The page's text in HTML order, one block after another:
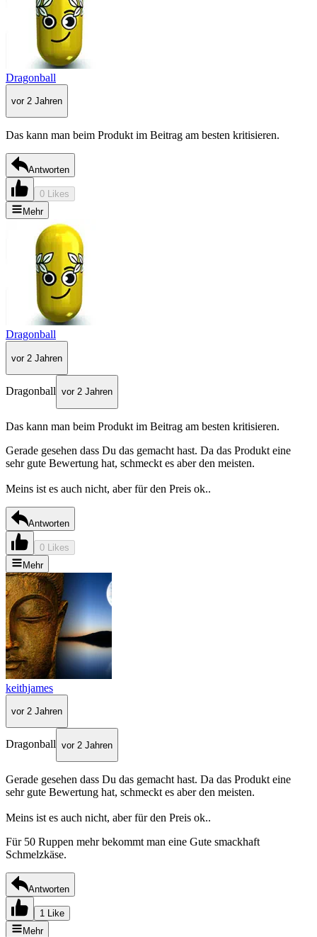
Dragonball
vor 2 Jahren
Das kann man beim Produkt im Beitrag am besten kritisieren.
Antworten
0 Likes
Mehr
Dragonball
vor 2 Jahren
Dragonball vor 2 Jahren
Das kann man beim Produkt im Beitrag am besten kritisieren.
Gerade gesehen dass Du das gemacht hast. Da das Produkt eine
sehr gute Bewertung hat, schmeckt es aber den meisten.
Meins ist es auch nicht, aber für den Preis ok..
Antworten
0 Likes
Mehr
keithjames
vor 2 Jahren
Dragonball vor 2 Jahren
Gerade gesehen dass Du das gemacht hast. Da das Produkt eine
sehr gute Bewertung hat, schmeckt es aber den meisten.
Meins ist es auch nicht, aber für den Preis ok..
Für 50 Ruppen mehr bekommt man eine Gute smackhaft
Schmelzkäse.
Antworten
1 Like
Mehr